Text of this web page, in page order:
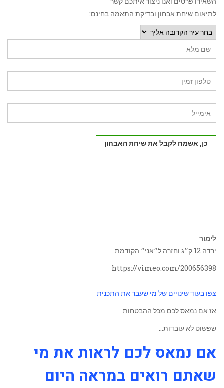
לתיאום שיחת אבחון ובדיקת התאמה בחינם:
כן, אשמח לקבל את שיחת האבחון
לימור
ירדה 12 ק״ג וחזרה ל״אני״ הקודמת
https://vimeo.com/200656398
צפו בעוד שינויים של מי שעבר את התכנית
אז אם נמאס לכם מכל ההבטחות
שפשוט לא עובדות…
אם נמאס לכם לראות את מי
שאתם רואים במראה היום